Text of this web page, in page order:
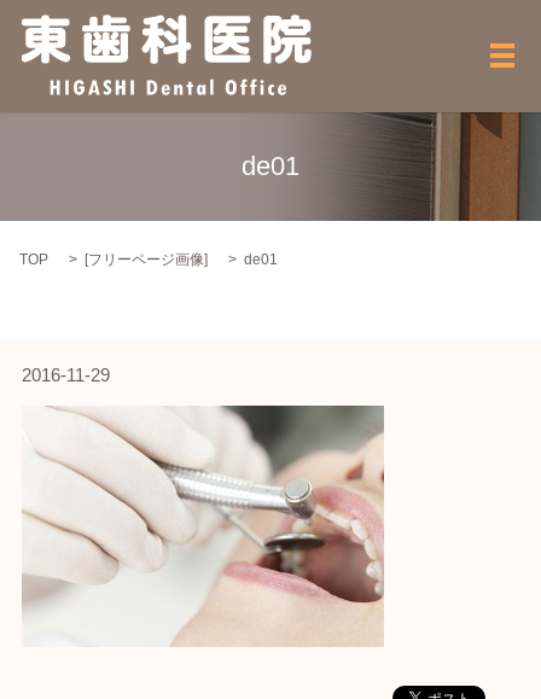
メ
de01
TOP [フリーページ画像] de01
2016-11-29